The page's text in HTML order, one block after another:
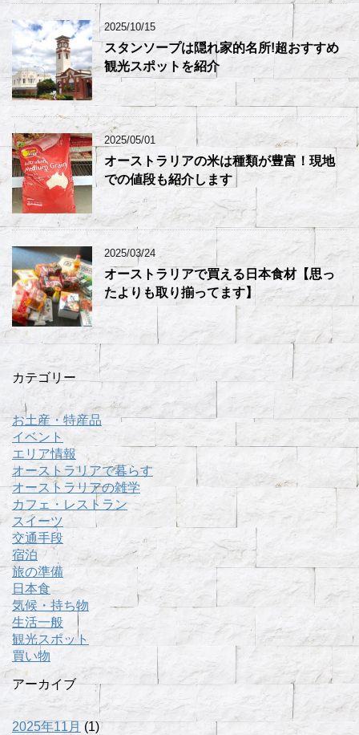
2025/10/15
スタンソープは隠れ家的名所!超おすすめ
観光スポットを紹介
2025/05/01
オーストラリアの米は種類が豊富！現地
での値段も紹介します
2025/03/24
オーストラリアで買える日本食材【思っ
たよりも取り揃ってます】
カテゴリー
お土産・特産品
イベント
エリア情報
オーストラリアで暮らす
オーストラリアの雑学
カフェ・レストラン
スイーツ
交通手段
宿泊
旅の準備
日本食
気候・持ち物
生活一般
観光スポット
買い物
アーカイブ
2025年11月 (1)